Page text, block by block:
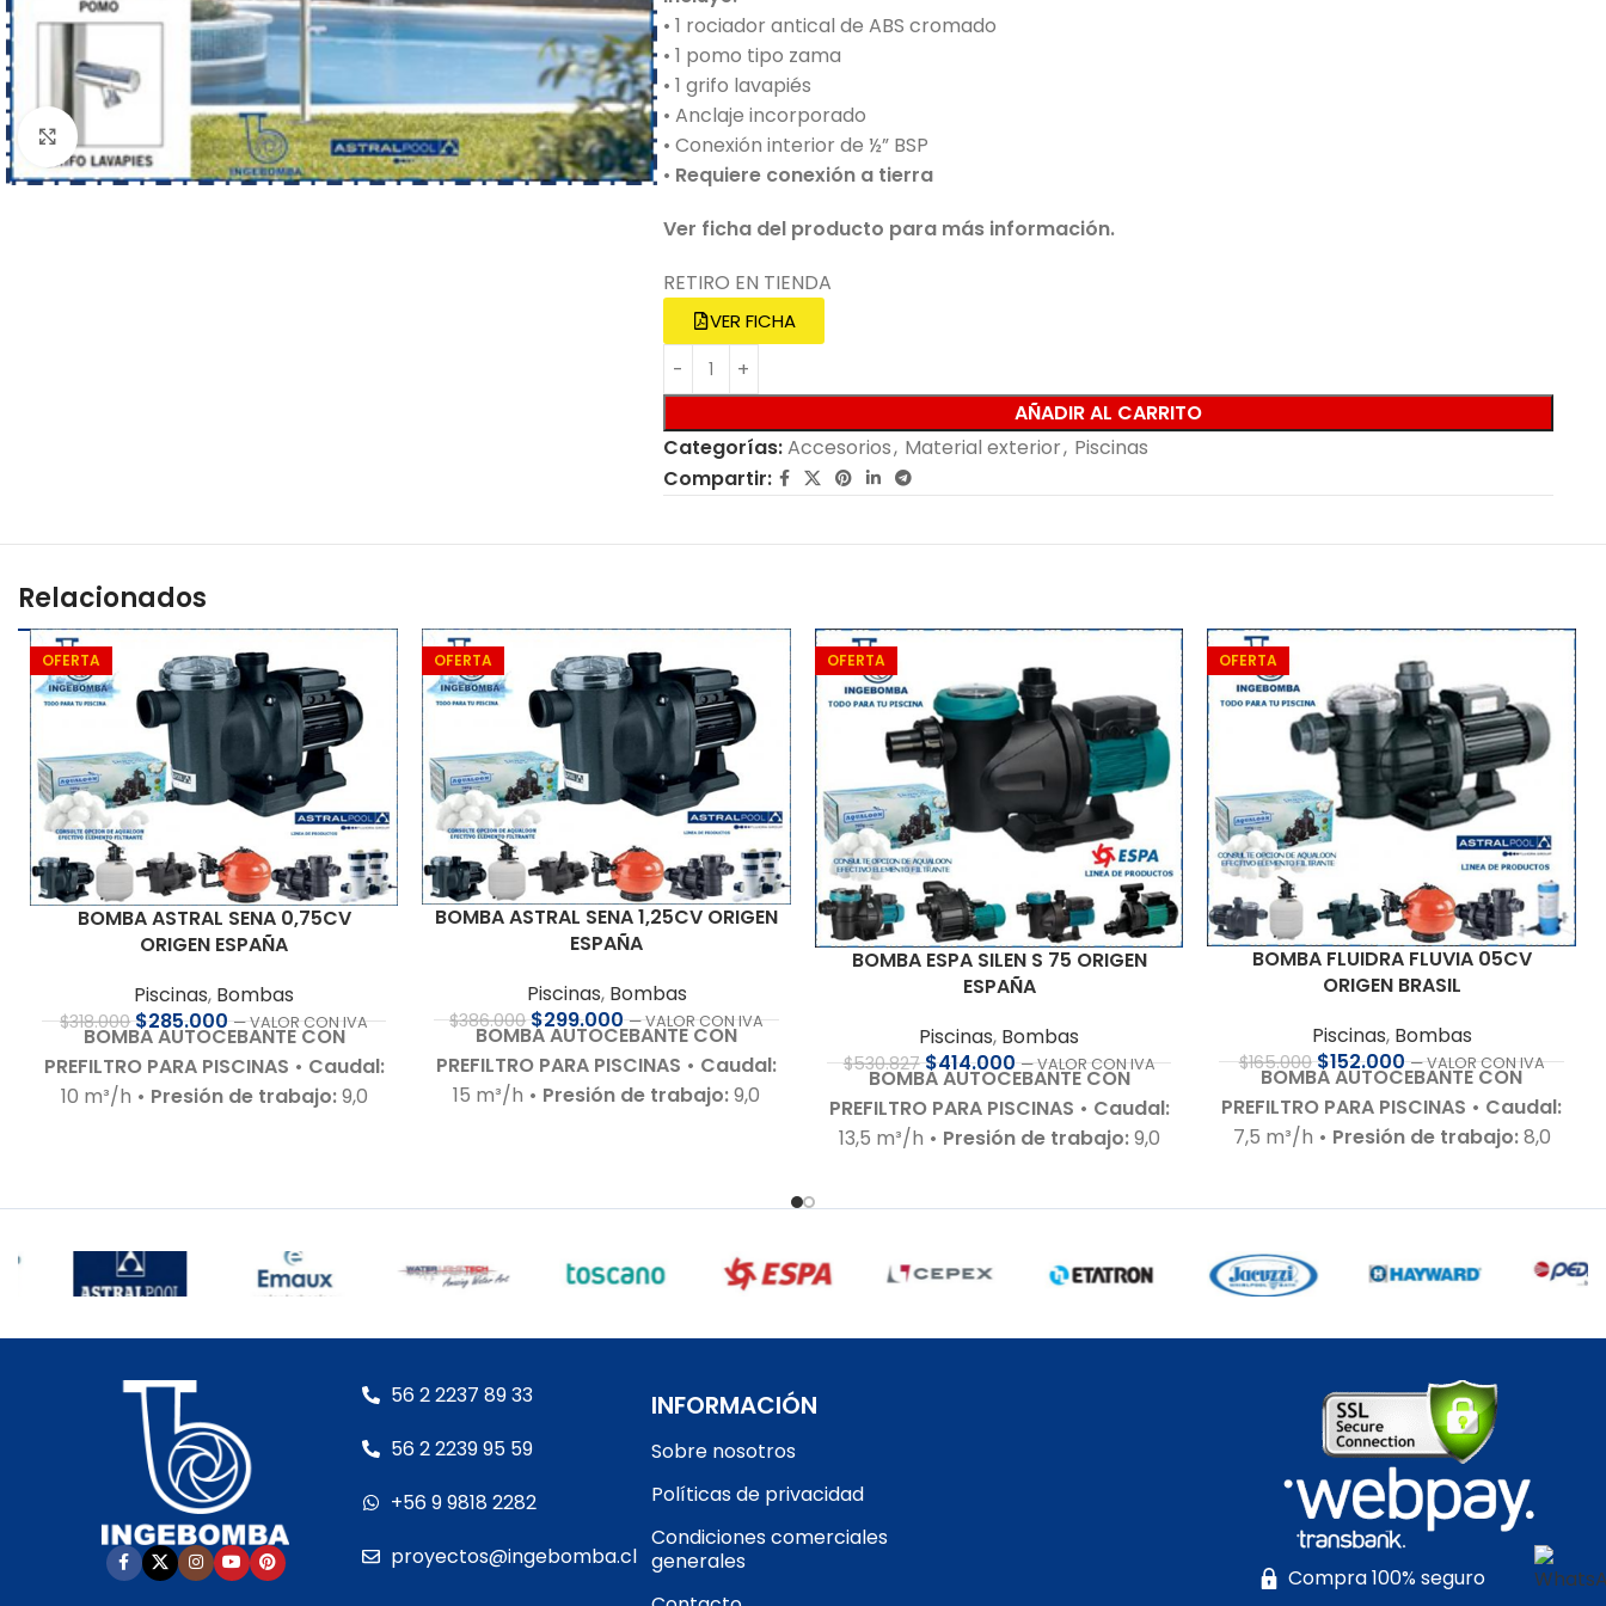
Haga clic para ampliar
• 1 rociador antical de ABS cromado
• 1 pomo tipo zama
• 1 grifo lavapiés
• Anclaje incorporado
• Conexión interior de ½” BSP
• Requiere conexión a tierra
Ver ficha del producto para más información.
RETIRO EN TIENDA
VER FICHA
AÑADIR AL CARRITO
Categorías:Accesorios, Material exterior, Piscinas
Compartir:
Relacionados
OFERTA
BOMBA ASTRAL SENA 0,75CV
ORIGEN ESPAÑA
Piscinas, Bombas
$318.000 $285.000 — VALOR CON IVA
BOMBA AUTOCEBANTE CON
PREFILTRO PARA PISCINAS • Caudal:
10 m³/h • Presión de trabajo:9,0
conexiones para 50 mm• Cuerpo
hidráulico:En polipropileno de alta
calidad• Garantía:
Según cláusula
del fabricante
• Sello mecánico:
Especial AISI 316 y óxido de alúmina•
– Con rodamientos – Debe
ser protegida con interruptor
guarda motor RETIRO EN TIENDA
OFERTA
BOMBA ASTRAL SENA 1,25CV ORIGEN
ESPAÑA
Piscinas, Bombas
$386.000 $299.000 — VALOR CON IVA
BOMBA AUTOCEBANTE CON
PREFILTRO PARA PISCINAS • Caudal:
15 m³/h • Presión de trabajo:9,0
conexiones para 50 mm• Cuerpo
calidad
• Garantía:Según cláusula
Especial AISI 316 y óxido de alúmina•
Motor:– Con rodamientos – Debe
guarda motor RETIRO EN TIENDA
OFERTA
BOMBA ESPA SILEN S 75 ORIGEN
ESPAÑA
Piscinas, Bombas
$530.827 $414.000 — VALOR CON IVA
BOMBA AUTOCEBANTE CON
PREFILTRO PARA PISCINAS • Caudal:
13,5 m³/h • Presión de trabajo:9,0
Incluye: Racor de conexiones para
63 x 50 mm• Compatible con:Agua
hidráulico:En tecnopolímeros de
Rodamientos:
Protector termoamperimétrico
OFERTA
BOMBA FLUIDRA FLUVIA 05CV
ORIGEN BRASIL
Piscinas, Bombas
$165.000 $152.000 — VALOR CON IVA
BOMBA AUTOCEBANTE CON
PREFILTRO PARA PISCINAS • Caudal:
7,5 m³/h • Presión de trabajo:8,0
conexiones para 50 mm
• Cuerpo
hidráulico:
En tecnopolímeros de
cláusula del fabricante• Sello
Especial para aguas
limpias• Eje del motor:Acero
inoxidable• Motor:– Con
rodamientos – Debe ser protegida
con interruptor guarda motor
RETIRO EN TIENDA
56 2 2237 89 33
56 2 2239 95 59
+56 9 9818 2282
proyectos@ingebomba.cl
INFORMACIÓN
Sobre nosotros
Políticas de privacidad
Condiciones comerciales
generales
Compra 100% seguro